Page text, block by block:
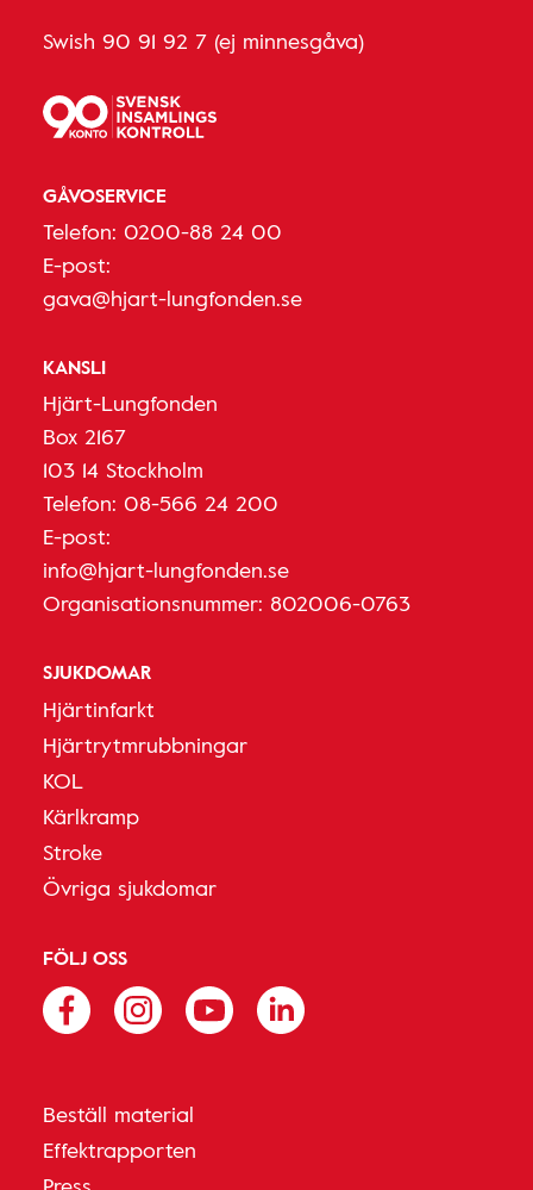
Swish 90 91 92 7 (ej minnesgåva)
GÅVOSERVICE
Telefon: 0200-88 24 00
E-post:
gava@hjart-lungfonden.se
KANSLI
Hjärt-Lungfonden
Box 2167
103 14 Stockholm
Telefon: 08-566 24 200
E-post:
info@hjart-lungfonden.se
Organisationsnummer: 802006-0763
SJUKDOMAR
Hjärtinfarkt
Hjärtrytmrubbningar
KOL
Kärlkramp
Stroke
Övriga sjukdomar
FÖLJ OSS
Beställ material
Effektrapporten